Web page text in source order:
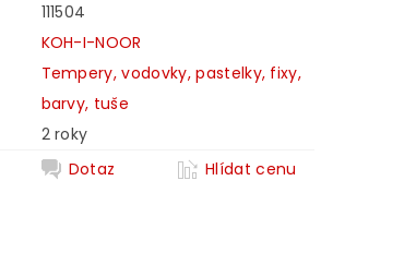
111504
KOH-I-NOOR
Tempery, vodovky, pastelky, fixy,
barvy, tuše
2 roky
Dotaz Hlídat cenu